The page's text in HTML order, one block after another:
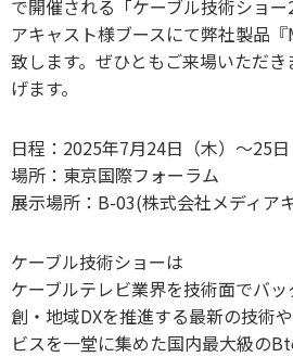
で開催される「ケーブル技術ショ
アキャスト様ブースにて弊社製品
致します。ぜひともご来場いただ
げます。
日程：2025年7月24日（木）～25日
場所：東京国際フォーラム
展示場所：B-03(株式会社メディア
ケーブル技術ショーは
ケーブルテレビ業界を技術面でバ
創・地域DXを推進する最新の技術
ビスを一堂に集めた国内最大級の